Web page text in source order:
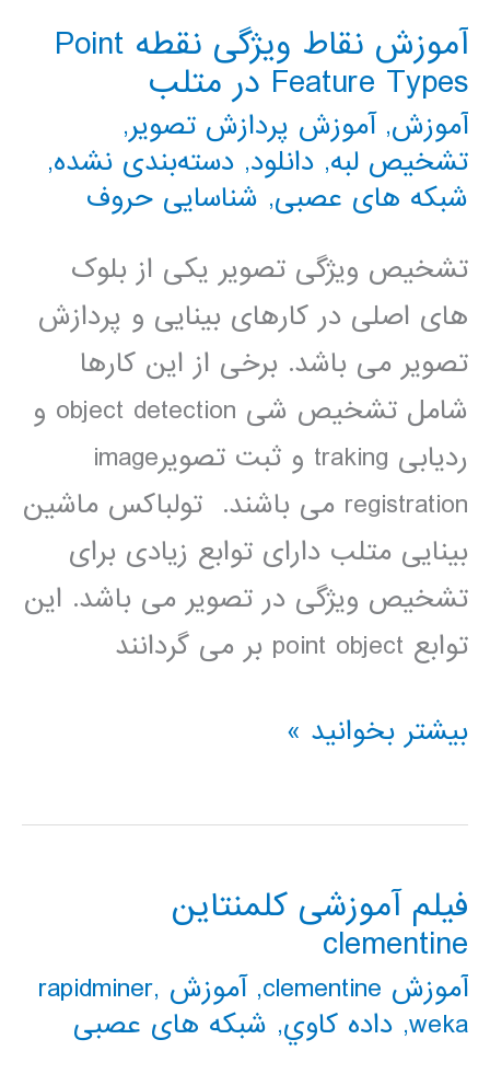
آموزش نقاط ویژگی نقطه Point
Feature Types در متلب
آموزش,آموزش پردازش تصویر,
تشخیص لبه, دانلود, دسته‌بندی نشده,
شبکه های عصبی, شناسایی حروف
تشخیص ویژگی تصویر یکی از بلوک
های اصلی در کارهای بینایی و پردازش
تصویر می باشد. برخی از این کارها
شامل تشخیص شی object detection و
ردیابی traking و ثبت تصویرimage
registration می باشند. تولباکس ماشین
بینایی متلب دارای توابع زیادی برای
تشخیص ویژگی در تصویر می باشد. این
توابع point object بر می گردانند
آموزش
ویژگی
Point
Feature
Types
بیشتر بخوانید »
فیلم آموزشی کلمنتاین
clementine
آموزش clementine ,آموزش rapidminer ,
weka
, داده كاوي, شبکه های عصبی